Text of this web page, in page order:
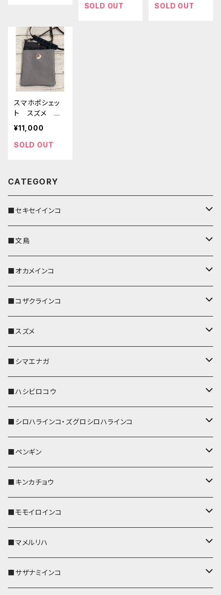
ム すずめ 雀
SOLD OUT
山デニムすず
SOLD OUT
スマホポシェッ
ト スズメ グ
レー 帆布
と 岡山デニ
ム すずめ 雀
¥11,000
SOLD OUT
CATEGORY
■セキセイインコ
キーカバー
キーホルダー
パスケース
リール付きストラップ
リールのみ
ストラップ付
IDカードホルダー
キーケース
名刺入れ・カードケース
コインケース
メガネケース
ポシェット・バッグ
帆布・デニム
KONBU
Apple Watchバンド
ポーチ
■文鳥
キーカバー
キーホルダー
パスケース
リール付きストラップ
リールのみ
ストラップ付
キーケース
名刺入れ・カードケース
メガネケース
IDカードホルダー
ポシェット・バッグ
帆布・デニム
KONBU
ポーチ
コインケース
■オカメインコ
キーカバー
キーホルダー
パスケース
IDカードホルダー
リール付きストラップ
リールのみ
ストラップ付
キーケース
名刺入れ・カードケース
ポシェット・バッグ
帆布・デニム
KONBU
ポーチ
コインケース
■コザクラインコ
キーカバー
キーホルダー
パスケース
リール付きストラップ
リールのみ
ストラップ付
メガネケース
コインケース
IDカードホルダー
ポーチ
ポシェット・バッグ
■スズメ
キーカバー
キーホルダー
パスケース
リール付きストラップ
リールのみ
ストラップ付
IDカードホルダー
メガネケース
コインケース
ポシェット・バッグ
■シマエナガ
キーカバー
キーホルダー
パスケース
IDカードホルダー
リール付きストラップ
リールのみ
ストラップ付
キーケース
メガネケース
■ハシビロコウ
キーカバー
キーホルダー
リール付きストラップ
リールのみ
ストラップ付
レザートレイ
パスケース
IDカードホルダー
■シロハラインコ・ズグロシロハラインコ
キーカバー
キーホルダー
リール付きストラップ
リールのみ
ストラップ付
パスケース
IDカードホルダー
■ペンギン
キーカバー
キーホルダー
パスケース
リール付きストラップ
■キンカチョウ
キーカバー
AppleWatchバンド
キーホルダー・チャーム
■モモイロインコ
キーカバー
キーホルダー
■マメルリハ
レザートレイ
■サザナミインコ